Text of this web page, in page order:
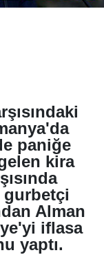
paniğe
kira
gurbetçi
Alman
iflasa
yaptı.